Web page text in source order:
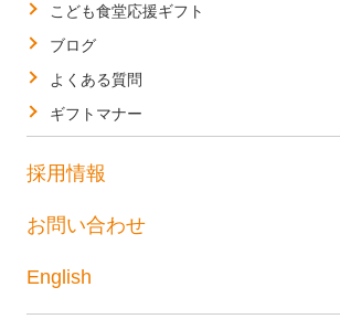
こども食堂応援ギフト
ブログ
よくある質問
ギフトマナー
採用情報
お問い合わせ
English